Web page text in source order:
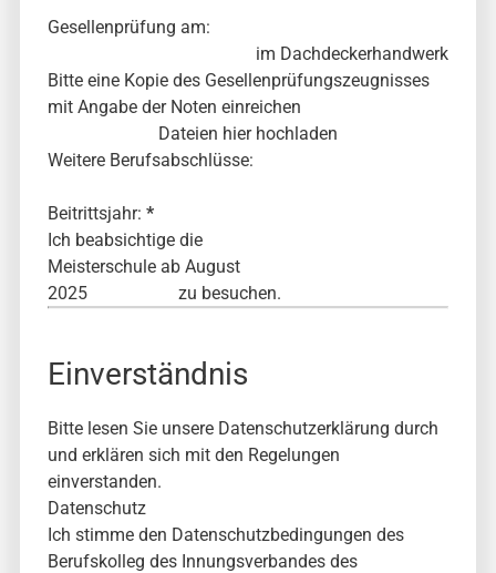
Gesellenprüfung am:
im Dachdeckerhandwerk
Bitte eine Kopie des Gesellenprüfungszeugnisses
mit Angabe der Noten einreichen
Dateien hier hochladen
Weitere Berufsabschlüsse:
Beitrittsjahr: *
Ich beabsichtige die
Meisterschule ab August
zu besuchen.
Einverständnis
Bitte lesen Sie unsere Datenschutzerklärung durch
und erklären sich mit den Regelungen
einverstanden.
Datenschutz
Ich stimme den Datenschutzbedingungen des
Berufskolleg des Innungsverbandes des